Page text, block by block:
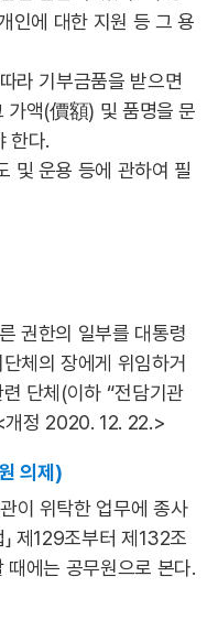
인에 대한 지원 등 그 용
라 기부금품을 받으면
가액(價額) 및 품명을 문
한다.
및 운용 등에 관하여 필
권한의 일부를 대통령
체의 장에게 위임하거
단체(이하 “전담기관
개정 2020. 12. 22.>
의제)
이 위탁한 업무에 종사
제129조부터 제132조
에는 공무원으로 본다.